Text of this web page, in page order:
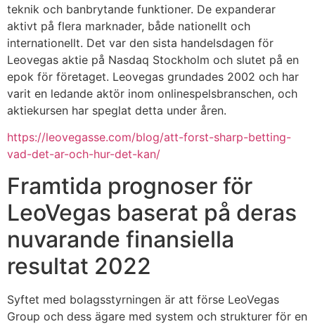
teknik och banbrytande funktioner. De expanderar
aktivt på flera marknader, både nationellt och
internationellt. Det var den sista handelsdagen för
Leovegas aktie på Nasdaq Stockholm och slutet på en
epok för företaget. Leovegas grundades 2002 och har
varit en ledande aktör inom onlinespelsbranschen, och
aktiekursen har speglat detta under åren.
https://leovegasse.com/blog/att-forst-sharp-betting-
vad-det-ar-och-hur-det-kan/
Framtida prognoser för
LeoVegas baserat på deras
nuvarande finansiella
resultat 2022
Syftet med bolagsstyrningen är att förse LeoVegas
Group och dess ägare med system och strukturer för en